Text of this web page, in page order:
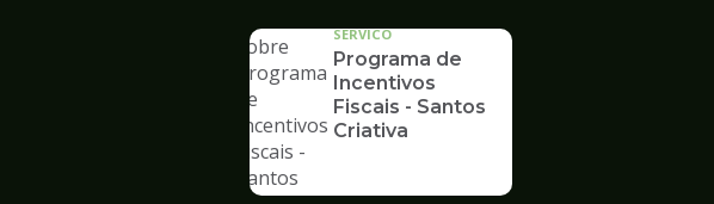
SERVICO
Programa de
Incentivos
Fiscais - Santos
Criativa